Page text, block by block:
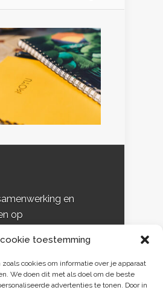
toestemming
cookies om informatie over je apparaat
We doen dit met als doel om de beste
advertenties te tonen. Door in
en
op